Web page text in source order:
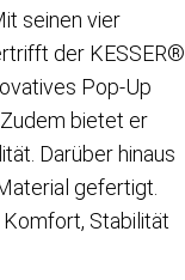
seinen vier
der KESSER®
Pop-Up
bietet er
Darüber hinaus
gefertigt.
Stabilität